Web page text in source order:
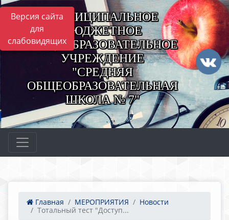
Версия сайта
для
слабовидящих
МУНИЦИПАЛЬНОЕ
БЮДЖЕТНОЕ
ОБЩЕОБРАЗОВАТЕЛЬНОЕ
УЧРЕЖДЕНИЕ
"СРЕДНЯЯ
ОБЩЕОБРАЗОВАТЕЛЬНАЯ
ШКОЛА № 7"
Главная МЕРОПРИЯТИЯ
Новости
Тотальный тест "Доступ...